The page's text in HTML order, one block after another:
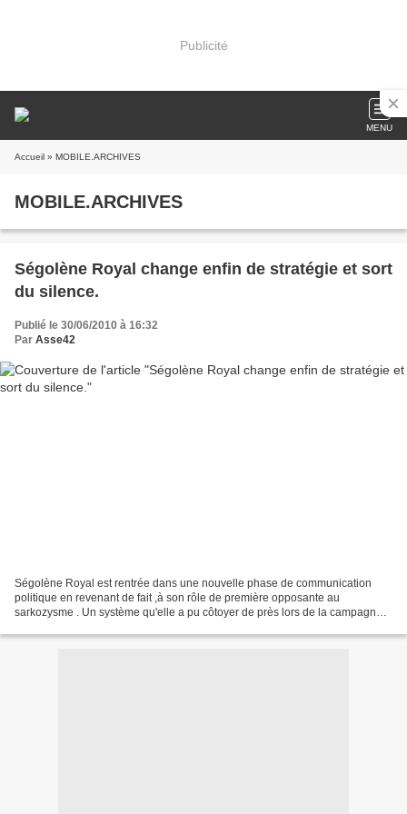
Publicité
MENU
Accueil » MOBILE.ARCHIVES
MOBILE.ARCHIVES
Ségolène Royal change enfin de stratégie et sort
du silence.
Publié le 30/06/2010 à 16:32
Par Asse42
Ségolène Royal est rentrée dans une nouvelle phase de communication
politique en revenant de fait ,à son rôle de première opposante au
sarkozysme . Un système qu'elle a pu côtoyer de près lors de la campagne